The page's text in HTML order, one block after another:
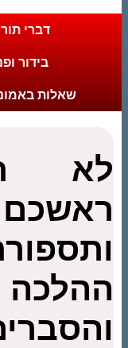
דברי
בידור
שאלות
לא
ההלכה